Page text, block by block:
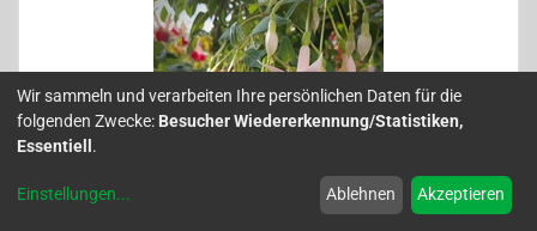
Wir sammeln und verarbeiten Ihre persönlichen Daten für die
folgenden Zwecke: Besucher Wiedererkennung/Statistiken,
Essentiell .
Einstellungen... Ablehnen Akzeptieren